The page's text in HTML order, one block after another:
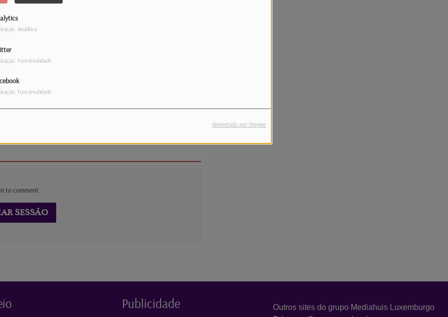
Analítica
Funcionalidade
Funcionalidade
Alimentado por Orejime
Sheep Detectives acompanha um
pastor, interpretado por Hugh Jackman.
Three Bags Full, o filme mistura
a família. Outras sugestões: The Devil
Anne Hathaway e Emily Blunt, e a
to comment
SESSÃO
Publicidade
Outros sites do grupo Mediahuis Luxemburgo